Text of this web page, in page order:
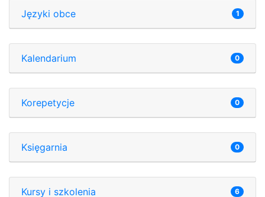
Języki obce 1
Kalendarium 0
Korepetycje 0
Księgarnia 0
Kursy i szkolenia 6